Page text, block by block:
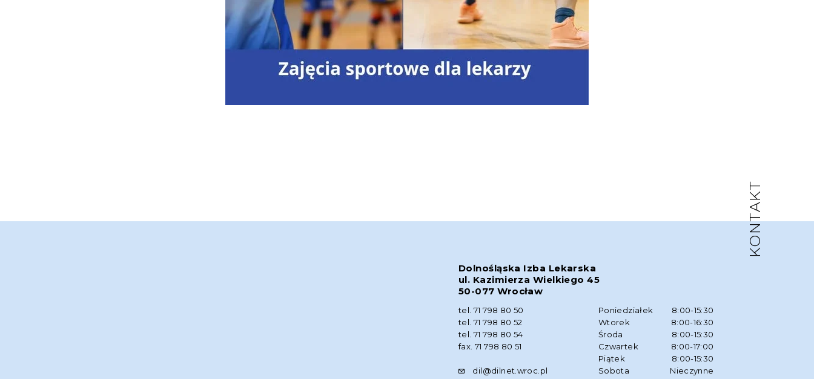
KONTAKT
Dolnośląska Izba Lekarska
ul. Kazimierza Wielkiego 45
50-077 Wrocław
tel. 71 798 80 50
tel. 71 798 80 52
tel. 71 798 80 54
fax. 71 798 80 51
dil@dilnet.wroc.pl
Poniedziałek
8:00-15:30
Wtorek
8:00-16:30
Środa
8:00-15:30
Czwartek
8:00-17:00
Piątek
8:00-15:30
Sobota
Nieczynne